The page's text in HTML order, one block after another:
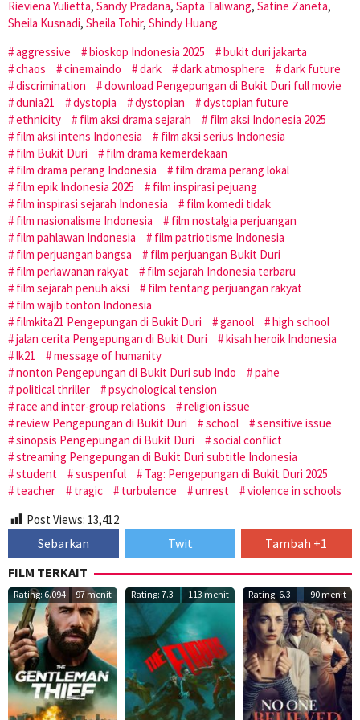
Rieviena Yulietta, Sandy Pradana, Sapta Taliwang, Satine Zaneta,
Sheila Kusnadi, Sheila Tohir, Shindy Huang
aggressive
bioskop Indonesia 2025
bukit duri jakarta
chaos
cinemaindo dark dark atmosphere
dark future
discrimination
download Pengepungan di Bukit Duri full movie
dunia21
dystopia dystopian
dystopian future
ethnicity
film aksi drama sejarah
film aksi Indonesia 2025
film aksi intens Indonesia
film aksi serius Indonesia
film Bukit Duri
film drama kemerdekaan
film drama perang Indonesia
film drama perang lokal
film epik Indonesia 2025
film inspirasi pejuang
film inspirasi sejarah Indonesia
film komedi tidak
film nasionalisme Indonesia
film nostalgia perjuangan
film pahlawan Indonesia
film patriotisme Indonesia
film perjuangan bangsa
film perjuangan Bukit Duri
film perlawanan rakyat
film sejarah Indonesia terbaru
film sejarah penuh aksi
film tentang perjuangan rakyat
film wajib tonton Indonesia
filmkita21 Pengepungan di Bukit Duri
ganool
high school
jalan cerita Pengepungan di Bukit Duri
kisah heroik Indonesia
lk21
message of humanity
nonton Pengepungan di Bukit Duri sub Indo
pahe
political thriller
psychological tension
race and inter-group relations
religion issue
review Pengepungan di Bukit Duri
school
sensitive issue
sinopsis Pengepungan di Bukit Duri
social conflict
streaming Pengepungan di Bukit Duri subtitle Indonesia
student
suspenful
Tag: Pengepungan di Bukit Duri 2025
teacher
tragic turbulence unrest
violence in schools
Post Views: 13,412
Sebarkan Twit
Tambah +1
FILM TERKAIT
Rating: 6.094 97 menit Rating: 7.3 113 menit Rating: 6.3 90 menit